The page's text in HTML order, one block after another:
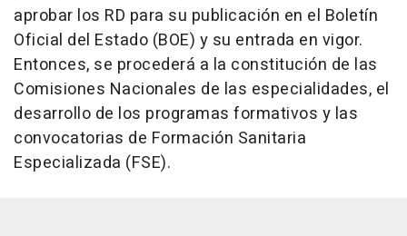
aprobar los RD para su publicación en el Boletín
Oficial del Estado (BOE) y su entrada en vigor.
Entonces, se procederá a la constitución de las
Comisiones Nacionales de las especialidades, el
desarrollo de los programas formativos y las
convocatorias de Formación Sanitaria
Especializada (FSE).